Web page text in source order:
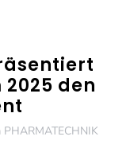
den
PHARMATECHNIK